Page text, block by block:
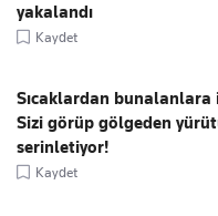
yakalandı
Kaydet
Sıcaklardan
Sizi görüp gölgeden
serinletiyor!
Kaydet